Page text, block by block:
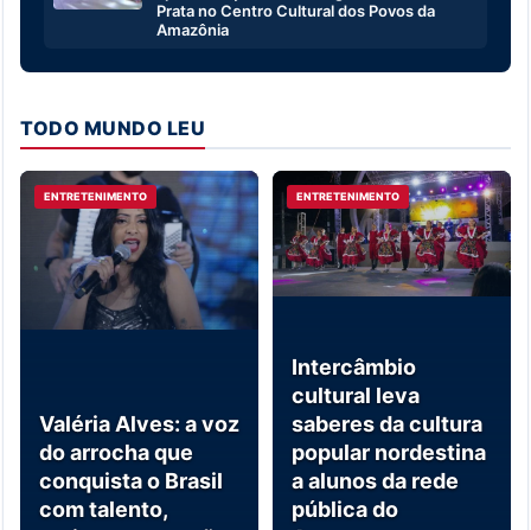
Prata no Centro Cultural dos Povos da
Amazônia
TODO MUNDO LEU
ENTRETENIMENTO
Valéria Alves: a voz
do arrocha que
conquista o Brasil
com talento,
ENTRETENIMENTO
Intercâmbio
cultural leva
saberes da cultura
popular nordestina
a alunos da rede
pública do